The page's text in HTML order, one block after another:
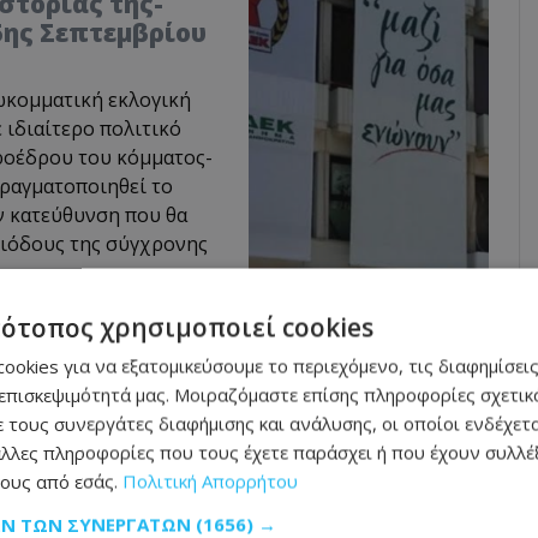
Σεπτεμβρίου
εκλογική
πολιτικό
του κόμματος-
το
κατεύθυνση που θα
της σύγχρονης
της πολυεπίπεδης και δυναμικής
με στρατηγικούς εταίρους, τον
ευρύτερη περιοχή, με την ισχυροποίηση
όλων των παραγόντων ισχύος της
χρησιμοποιεί cookies
για να εξατομικεύσουμε το περιεχόμενο, τις
μας. Μοιραζόμαστε επίσης πληροφορίες
συνεργάτες διαφήμισης και ανάλυσης, οι οποίοι
πληροφορίες που τους έχετε παράσχει ή που έχουν
από εσάς. Πολιτική Απορρήτου
ΤΩΝ ΣΥΝΕΡΓΑΤΏΝ (1656) →